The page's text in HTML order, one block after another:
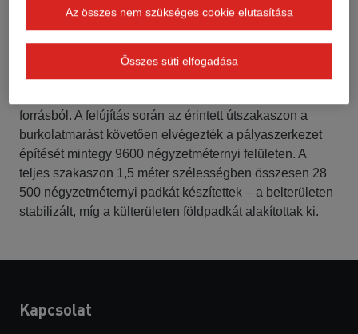
Szolnokot és Tiszasülyt összekötő út 10,5 kilométeres
(STRABAG Általános Építő Kft és a STRABAG Építő
Kft, valamint a Belfry Szolnoki Aszfalt Kft.) munkájával. A
forrásból. A felújítás során az érintett útszakaszon a
burkolatmarást követően elvégezték a pályaszerkezet
építését mintegy 9600 négyzetméternyi felületen. A
teljes szakaszon 1,5 méter szélességben összesen 28
500 négyzetméternyi padkát készítettek – a belterületen
stabilizált, míg a külterületen földpadkát alakítottak ki.
Kapcsolat
Az összes nem szükséges cookie elutasítása
Összes süti elfogadása